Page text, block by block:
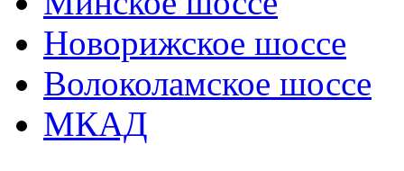
Новорижское шоссе
Волоколамское шоссе
МКАД